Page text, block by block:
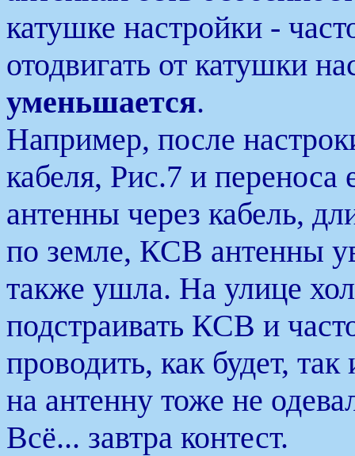
катушке настройки -
отодвигать от катушки
уменьшается.
Например, после
кабеля, Рис.7 и
антенны через кабель,
по земле, КСВ антенны
также ушла. На улице
подстраивать КСВ и
проводить, как будет,
на антенну тоже не
Всё... завтра контест.